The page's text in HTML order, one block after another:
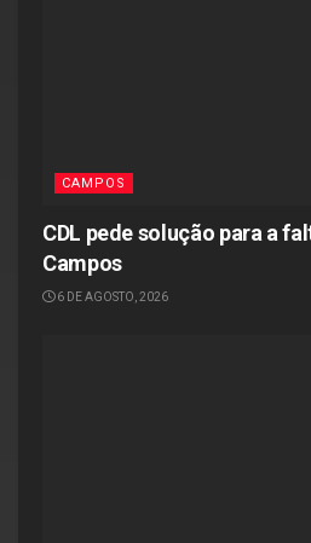
CAMPOS
CDL pede solução para a
Campos
6 DE AGOSTO, 2026